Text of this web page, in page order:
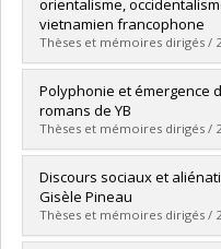
Diplôme obtenu :M.A.
Lien vers le document
orientalisme,
vietnamien francophone
Thèses et mémoires dirigés /
Diplômé(e) :Selao, Ching
Cycle :Doctorat
Diplôme obtenu :Ph. D.
Lien vers le document
Polyphonie et émergence
romans de YB
Thèses et mémoires dirigés /
Diplômé(e) :Maazouzi,
Cycle : Maîtrise
Diplôme obtenu :M.A.
Lien vers le document
Discours sociaux et
Gisèle Pineau
Thèses et mémoires dirigés /